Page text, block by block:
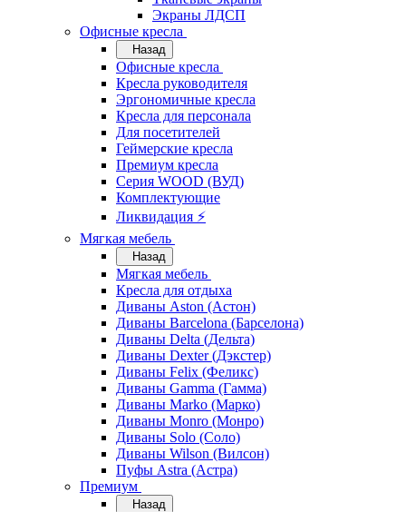
Экраны ЛДСП
Офисные кресла
Назад
Офисные кресла
Кресла руководителя
Эргономичные кресла
Кресла для персонала
Для посетителей
Геймерские кресла
Премиум кресла
Серия WOOD (ВУД)
Комплектующие
Ликвидация ⚡
Мягкая мебель
Назад
Мягкая мебель
Кресла для отдыха
Диваны Aston (Астон)
Диваны Barcelona (Барселона)
Диваны Delta (Дельта)
Диваны Dexter (Дэкстер)
Диваны Felix (Феликс)
Диваны Gamma (Гамма)
Диваны Marko (Марко)
Диваны Monro (Монро)
Диваны Solo (Соло)
Диваны Wilson (Вилсон)
Пуфы Astra (Астра)
Премиум
Назад